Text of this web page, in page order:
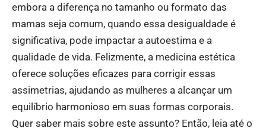
embora a diferença no tamanho ou formato das
mamas seja comum, quando essa desigualdade é
significativa, pode impactar a autoestima e a
qualidade de vida. Felizmente, a medicina estética
oferece soluções eficazes para corrigir essas
assimetrias, ajudando as mulheres a alcançar um
equilíbrio harmonioso em suas formas corporais.
Quer saber mais sobre este assunto? Então, leia até o